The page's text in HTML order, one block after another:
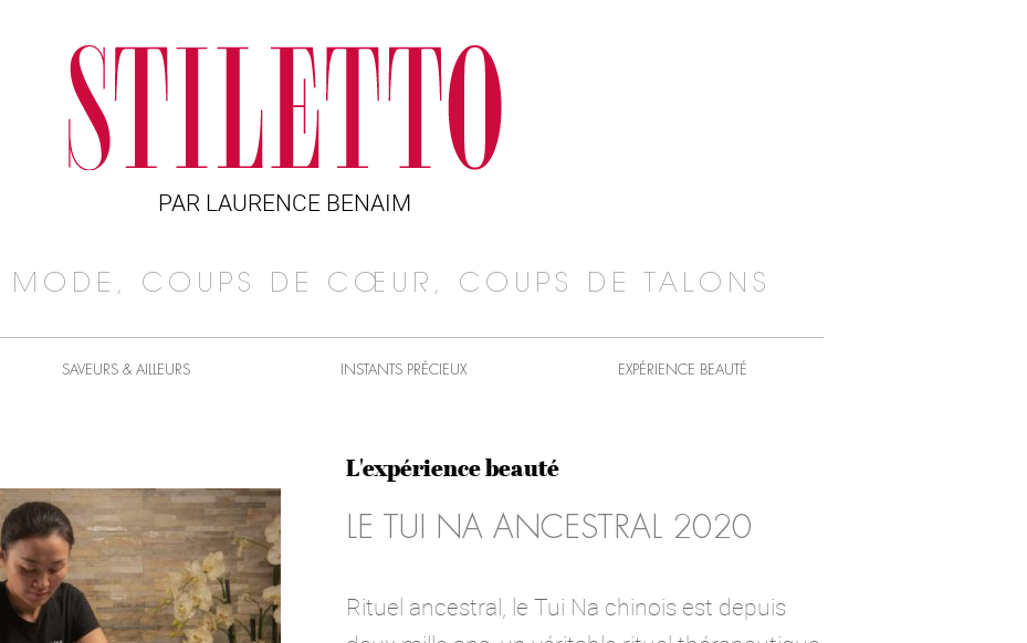
PAR LAURENCE BENAIM
MODE, COUPS DE CŒUR, COUPS DE TALONS
SAVEURS & AILLEURS INSTANTS PRÉCIEUX EXPÉRIENCE BEAUTÉ
L'expérience beauté
LE TUI NA ANCESTRAL 2020
Rituel ancestral, le Tui Na chinois est depuis